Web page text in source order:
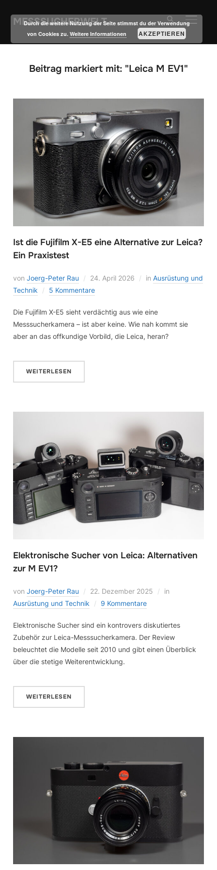
MESSSUCHERWELT
Beitrag markiert mit: "Leica M EV1"
Ist die Fujifilm X-E5 eine Alternative zur Leica?
Ein Praxistest
von Joerg-Peter Rau 24. April 2026 in Ausrüstung und
Technik
5 Kommentare
Die Fujifilm X-E5 sieht verdächtig aus wie eine
Messsucherkamera – ist aber keine. Wie nah kommt sie
aber an das offkundige Vorbild, die Leica, heran?
WEITERLESEN
Elektronische Sucher von Leica: Alternativen
zur M EV1?
von Joerg-Peter Rau 22. Dezember 2025
in
Ausrüstung und Technik
9 Kommentare
Elektronische Sucher sind ein kontrovers diskutiertes
Zubehör zur Leica-Messsucherkamera. Der Review
beleuchtet die Modelle seit 2010 und gibt einen Überblick
über die stetige Weiterentwicklung.
WEITERLESEN
Durch die weitere Nutzung der Seite stimmst du der Verwendung
von Cookies zu.Weitere Informationen AKZEPTIEREN